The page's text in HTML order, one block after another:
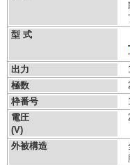
型 式
出力
極数
枠番号
電圧
(V)
外被構造